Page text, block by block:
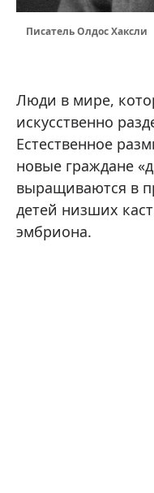
Писатель Олдос Хаксли
Люди в мире,
искусственно
Естественное
новые граждане
выращиваются в
детей низших
эмбриона.